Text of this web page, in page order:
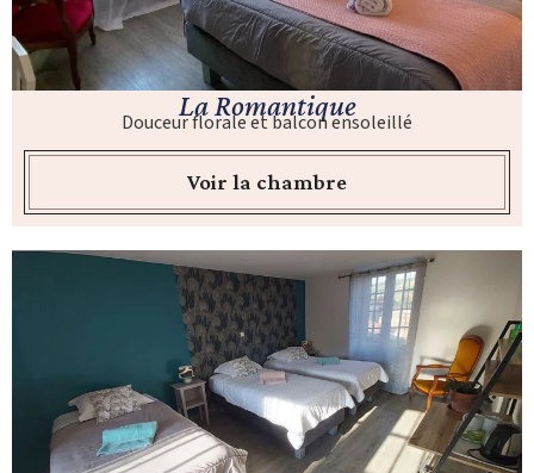
La Romantique
Douceur florale et balcon ensoleillé
Voir la chambre